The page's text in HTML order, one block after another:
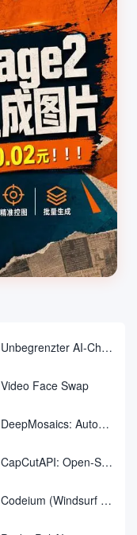
Unbegrenzter AI-Chat: kostenloses unbegrenztes AI-Chat-Tool
Video Face Swap
DeepMosaics: Automatisches Entfernen von Mosaiken aus oder Hinzufügen von Mosaiken zu Bildern und Videos
CapCutAPI: Open-Source-Tool zur automatischen Steuerung von CapCut-Videoclips
Codeium (Windsurf Editor): kostenloses KI-Code-Vervollständigungs- und Chat-Tool, Windsurf schreibt den kompletten Projektcode in einer dialogorientierten Weise